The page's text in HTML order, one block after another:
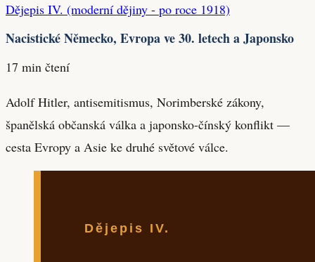
Dějepis IV. (moderní dějiny - po roce 1918)
Nacistické Německo, Evropa ve 30. letech a Japonsko
17 min čtení
Adolf Hitler, antisemitismus, Norimberské zákony,
španělská občanská válka a japonsko-čínský konflikt —
cesta Evropy a Asie ke druhé světové válce.